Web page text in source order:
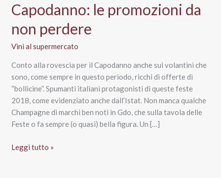
Capodanno: le promozioni da
non perdere
Vini al supermercato
Conto alla rovescia per il Capodanno anche sui volantini che
sono, come sempre in questo periodo, ricchi di offerte di
“bollicine”. Spumanti italiani protagonisti di queste feste
2018, come evidenziato anche dall’Istat. Non manca qualche
Champagne di marchi ben noti in Gdo, che sulla tavola delle
Feste o fa sempre (o quasi) bella figura. Un […]
Vini
Leggi tutto »